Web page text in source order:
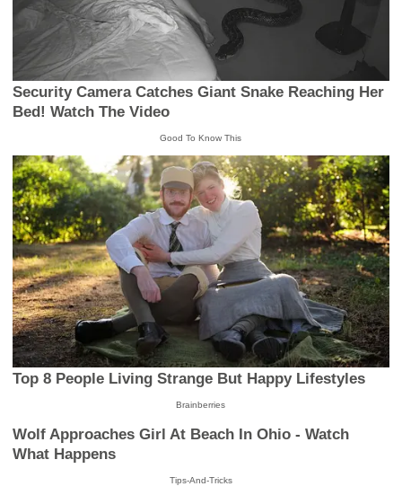
Security Camera Catches Giant Snake Reaching Her
Bed! Watch The Video
Good To Know This
Top 8 People Living Strange But Happy Lifestyles
Brainberries
Wolf Approaches Girl At Beach In Ohio - Watch
What Happens
Tips-And-Tricks